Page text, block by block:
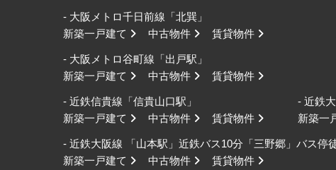
- 大阪メトロ千日前線「北巽」
新築一戸建て
中古物件 賃貸物件
- 大阪メトロ谷町線「出戸駅」
新築一戸建て
中古物件 賃貸物件
- 近鉄信貴線「信貴山口駅」
新築一戸建て
中古物件 賃貸物件
- 近鉄
新築一
- 近鉄大阪線 「山本駅」近鉄バス10分「三野郷」バス停
新築一戸建て
中古物件 賃貸物件